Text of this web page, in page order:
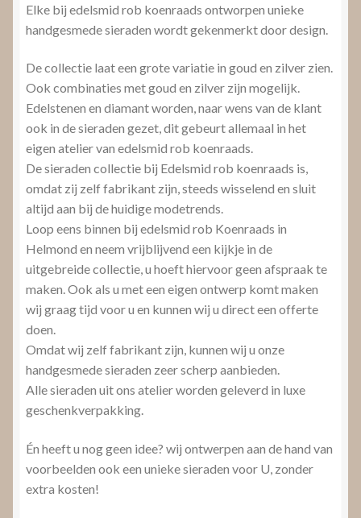
Elke bij edelsmid rob koenraads ontworpen unieke
handgesmede sieraden wordt gekenmerkt door design.
De collectie laat een grote variatie in goud en zilver zien.
Ook combinaties met goud en zilver zijn mogelijk.
Edelstenen en diamant worden, naar wens van de klant
ook in de sieraden gezet, dit gebeurt allemaal in het
eigen atelier van edelsmid rob koenraads.
De sieraden collectie bij Edelsmid rob koenraads is,
omdat zij zelf fabrikant zijn, steeds wisselend en sluit
altijd aan bij de huidige modetrends.
Loop eens binnen bij edelsmid rob Koenraads in
Helmond en neem vrijblijvend een kijkje in de
uitgebreide collectie, u hoeft hiervoor geen afspraak te
maken. Ook als u met een eigen ontwerp komt maken
wij graag tijd voor u en kunnen wij u direct een offerte
doen.
Omdat wij zelf fabrikant zijn, kunnen wij u onze
handgesmede sieraden zeer scherp aanbieden.
Alle sieraden uit ons atelier worden geleverd in luxe
geschenkverpakking.
Én heeft u nog geen idee? wij ontwerpen aan de hand van
voorbeelden ook een unieke sieraden voor U, zonder
extra kosten!